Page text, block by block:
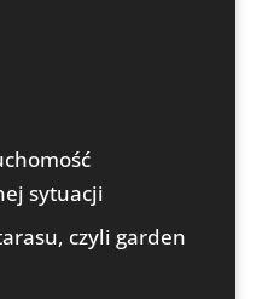
sytuacji
czyli garden